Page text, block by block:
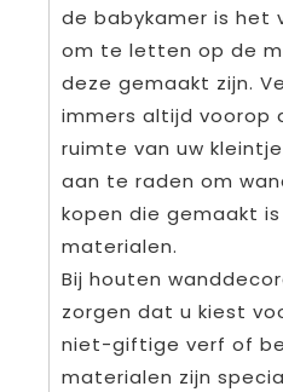
de babykamer is het
om te letten op de
deze gemaakt zijn.
immers altijd voorop
ruimte van uw
aan te raden om
kopen die gemaakt
materialen.
Bij houten
zorgen dat u kiest
niet-giftige verf of
materialen zijn